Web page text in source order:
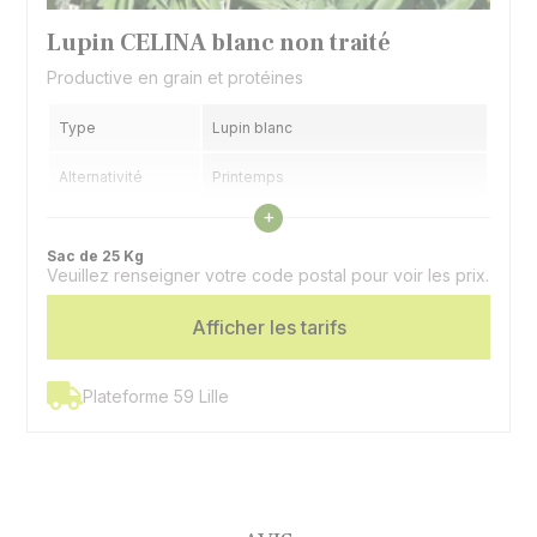
Lupin CELINA blanc non traité
Productive en grain et protéines
Type Lupin blanc
Alternativité Printemps
Très précoce
Utilisation Graines, couvert
alcaloïde
Voir les caractéristiques
+
Sac de 25 Kg
Veuillez renseigner votre code postal pour voir les prix.
Afficher les tarifs
Plateforme 59 Lille